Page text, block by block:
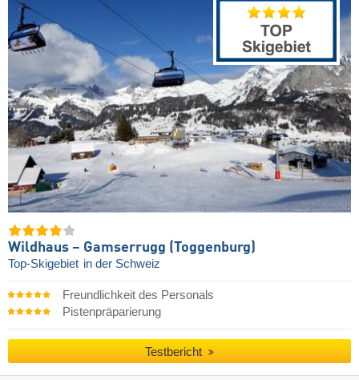
Wildhaus – Gamserrugg (Toggenburg)
Top-Skigebiet in der Schweiz
Freundlichkeit des Personals
Pistenpräparierung
Testbericht